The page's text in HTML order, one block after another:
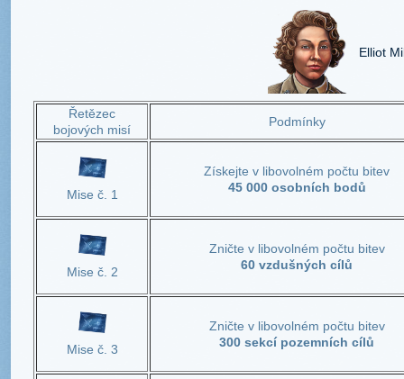
Elliot
Řetězec
bojových misí
Podmínky
Mise č. 1
Získejte v libovolném počtu bitev
45 000 osobních bodů
Mise č. 2
Zničte v libovolném počtu bitev
60 vzdušných cílů
Mise č. 3
Zničte v libovolném počtu bitev
300 sekcí pozemních cílů